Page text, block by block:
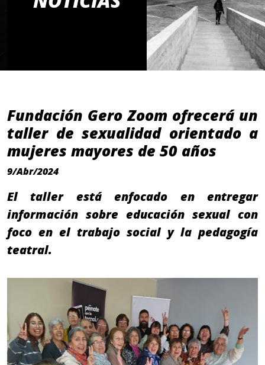
Fundación Gero Zoom ofrecerá un
taller de sexualidad orientado a
mujeres mayores de 50 años
9/Abr/2024
El taller está enfocado en entregar
información sobre educación sexual con
foco en el trabajo social y la pedagogía
teatral.